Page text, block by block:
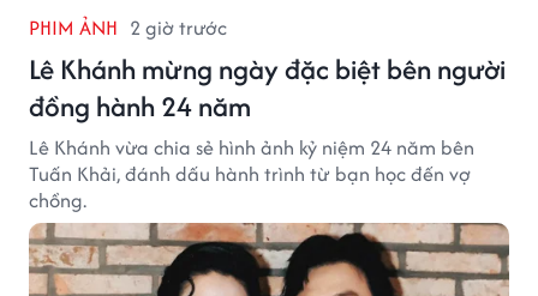
PHIM ẢNH 2 giờ trước
Lê Khánh mừng ngày đặc biệt bên người
đồng hành 24 năm
Lê Khánh vừa chia sẻ hình ảnh kỷ niệm 24 năm bên
Tuấn Khải, đánh dấu hành trình từ bạn học đến vợ
chồng.